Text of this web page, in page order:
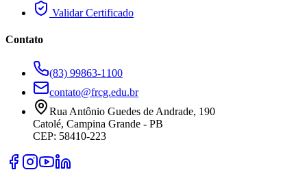
Validar Certificado
Contato
(83) 99863-1100
contato@frcg.edu.br
Rua Antônio Guedes de Andrade, 190
Catolé, Campina Grande - PB
CEP: 58410-223